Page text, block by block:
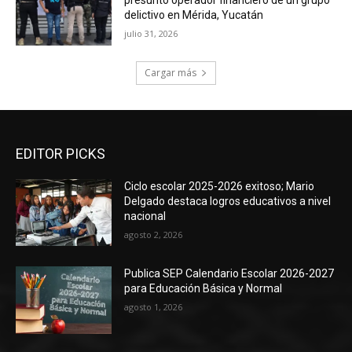
delictivo en Mérida, Yucatán
julio 31, 2026
Cargar más
EDITOR PICKS
Ciclo escolar 2025-2026 exitoso; Mario
Delgado destaca logros educativos a nivel
nacional
agosto 2, 2026
Publica SEP Calendario Escolar 2026-2027
para Educación Básica y Normal
agosto 1, 2026